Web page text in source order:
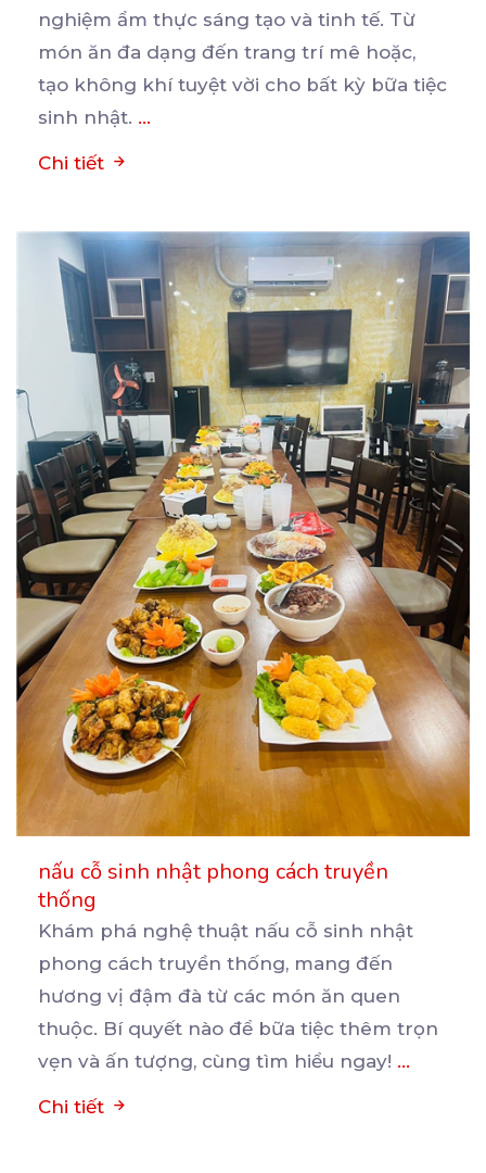
nghiệm ẩm thực sáng tạo và tinh tế. Từ
món ăn đa dạng đến trang trí mê hoặc,
tạo không khí tuyệt vời cho bất kỳ bữa tiệc
sinh nhật. ...
Chi tiết
nấu cỗ sinh nhật phong cách truyền
thống
Khám phá nghệ thuật nấu cỗ sinh nhật
phong cách truyền thống, mang đến
hương vị đậm đà từ các món ăn quen
thuộc. Bí quyết nào để bữa tiệc thêm trọn
vẹn và ấn tượng, cùng tìm hiểu ngay! ...
Chi tiết